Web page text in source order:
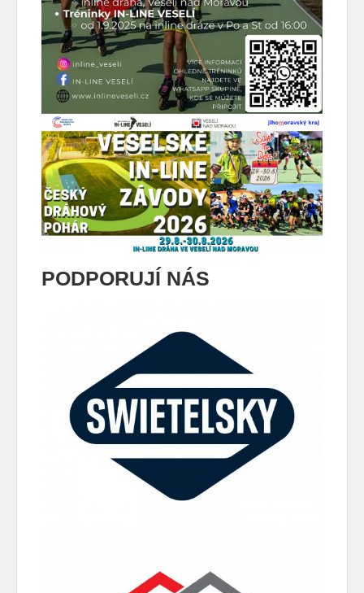
PODPORUJÍ NÁS